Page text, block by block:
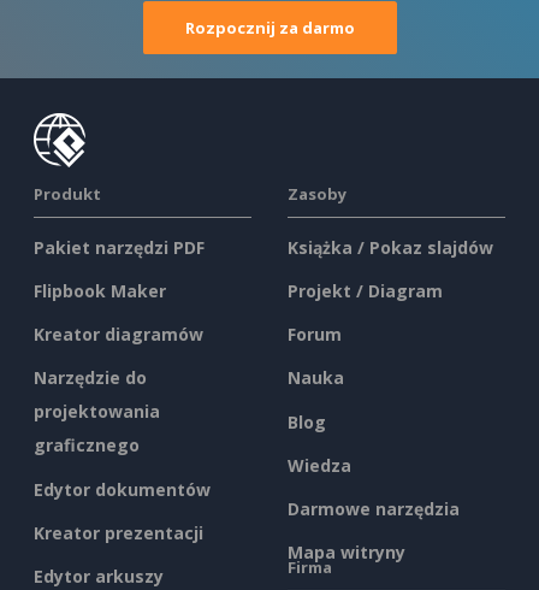
Rozpocznij za darmo
Produkt
Pakiet narzędzi PDF
Flipbook Maker
Kreator diagramów
Narzędzie do
projektowania
graficznego
Edytor dokumentów
Kreator prezentacji
Edytor arkuszy
Zasoby
Książka / Pokaz slajdów
Projekt / Diagram
Forum
Nauka
Blog
Wiedza
Darmowe narzędzia
Mapa witryny
Firma